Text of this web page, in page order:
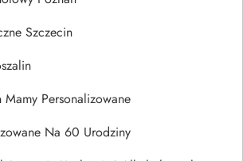
Szczecin
Personalizowane
Na 60 Urodziny